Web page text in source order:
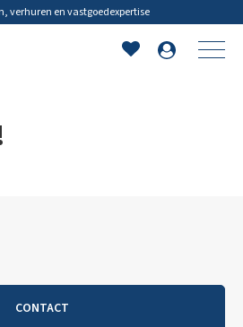
verhuren en vastgoedexpertise
CONTACT